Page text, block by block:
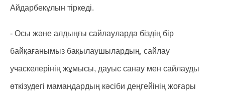
Айдарбекұлын тіркеді.
- Осы және алдыңғы сайлауларда біздің бір
байқағанымыз бақылаушылардың, сайлау
учаскелерінің жұмысы, дауыс санау мен сайлауды
өткізудегі мамандардың кәсіби деңгейінің жоғары